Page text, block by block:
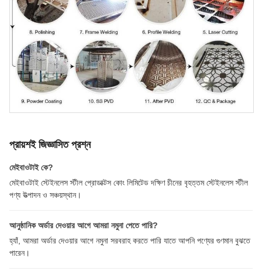
প্রায়শই জিজ্ঞাসিত প্রশ্ন
মেইবাওটাই কে?
মেইবাওটাই স্টেইনলেস স্টীল প্রোডাক্টস কোং লিমিটেড দক্ষিণ চীনের বৃহত্তম স্টেইনলেস স্টীল
পণ্য উত্পাদন ও সঞ্চয়স্থান।
আনুষ্ঠানিক অর্ডার দেওয়ার আগে আমরা নমুনা পেতে পারি?
হ্যাঁ, আমরা অর্ডার দেওয়ার আগে নমুনা সরবরাহ করতে পারি যাতে আপনি পণ্যের গুণমান বুঝতে
পারেন।